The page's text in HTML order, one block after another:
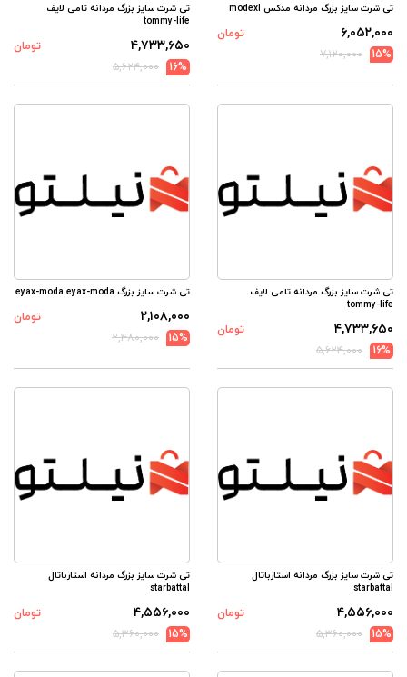
تی شرت سایز بزرگ مردانه مدکس modexl
۶,۰۵۲,۰۰۰
تومان
15%
۷,۱۲۰,۰۰۰
تی شرت سایز بزرگ مردانه تامی لایف
tommy-life
۴,۷۳۳,۶۵۰
تومان
16%
۵,۶۲۴,۰۰۰
تی شرت سایز بزرگ مردانه تامی لایف
tommy-life
۴,۷۳۳,۶۵۰
تومان
16%
۵,۶۲۴,۰۰۰
تی شرت سایز بزرگ eyax-moda eyax-moda
۲,۱۰۸,۰۰۰
تومان
15%
۲,۴۸۰,۰۰۰
تی شرت سایز بزرگ مردانه استارباتال
starbattal
۴,۵۵۶,۰۰۰
تومان
15%
۵,۳۶۰,۰۰۰
تی شرت سایز بزرگ مردانه استارباتال
starbattal
۴,۵۵۶,۰۰۰
تومان
15%
۵,۳۶۰,۰۰۰